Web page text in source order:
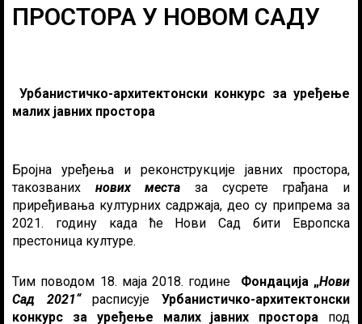
ПРОСТОРА У НОВОМ САДУ
Урбанистичко-архитектонски конкурс за уређење
малих јавних простора
Бројна уређења и реконструкције јавних простора,
такозваних нових места за сусрете грађана и
приређивања културних садржаја, део су припрема за
2021. годину када ће Нови Сад бити Европска
престоница културе.
Тим поводом 18. маја 2018. године Фондација „Нови
Сад 2021“расписујеУрбанистичко-архитектонски
конкурс за уређење малих јавних простора под